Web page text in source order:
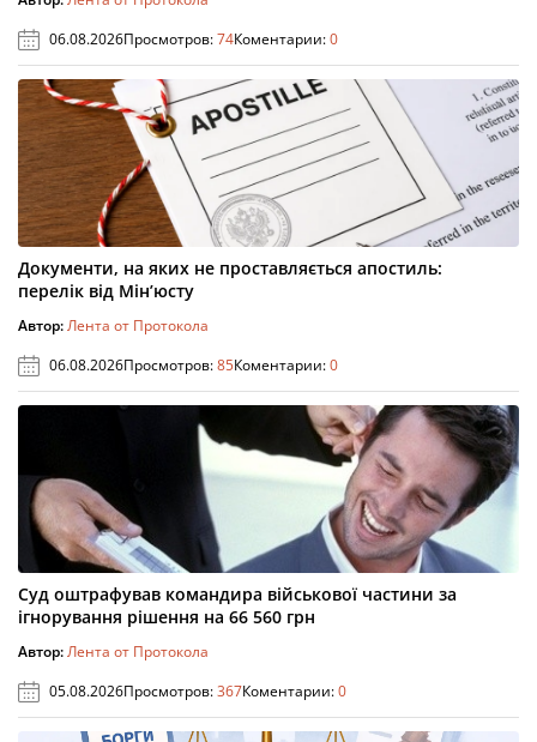
06.08.2026Просмотров:74Коментарии:0
Документи, на яких не проставляється апостиль:
перелік від Мін’юсту
Автор:Лента от Протокола
06.08.2026Просмотров:85Коментарии:0
Суд оштрафував командира військової частини за
ігнорування рішення на 66 560 грн
Автор:Лента от Протокола
05.08.2026Просмотров:367Коментарии:0